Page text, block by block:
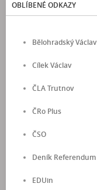
OBLÍBENÉ ODKAZY
Bělohradský Václav
Cílek Václav
ČLA Trutnov
ČRo Plus
ČSO
Deník Referendum
EDUin